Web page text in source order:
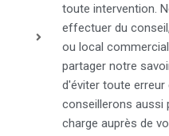
toute intervention.
effectuer du
ou local
partager notre
d'éviter toute
conseillerons aussi
charge auprès de